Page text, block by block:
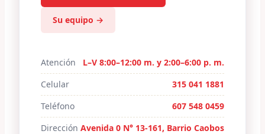
Su equipo →
Atención
L–V 8:00–12:00 m. y 2:00–6:00 p. m.
Celular
315 041 1881
Teléfono
607 548 0459
Dirección Avenida 0 N° 13-161, Barrio Caobos